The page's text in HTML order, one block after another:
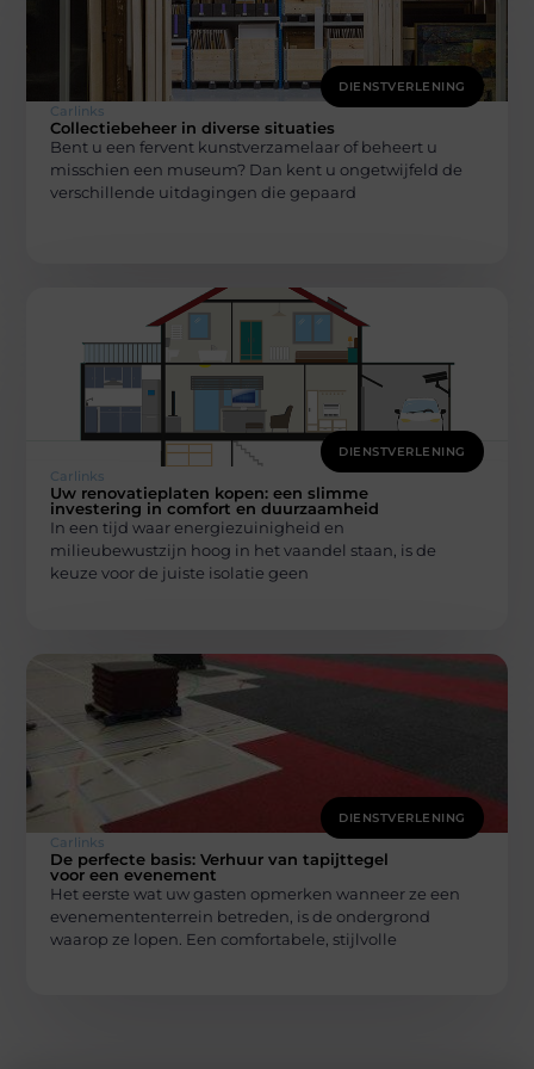
DIENSTVERLENING
Carlinks
Collectiebeheer in diverse situaties
Bent u een fervent kunstverzamelaar of beheert u
misschien een museum? Dan kent u ongetwijfeld de
verschillende uitdagingen die gepaard
DIENSTVERLENING
Carlinks
Uw renovatieplaten kopen: een slimme
investering in comfort en duurzaamheid
In een tijd waar energiezuinigheid en
milieubewustzijn hoog in het vaandel staan, is de
keuze voor de juiste isolatie geen
DIENSTVERLENING
Carlinks
De perfecte basis: Verhuur van tapijttegel
voor een evenement
Het eerste wat uw gasten opmerken wanneer ze een
evenemententerrein betreden, is de ondergrond
waarop ze lopen. Een comfortabele, stijlvolle